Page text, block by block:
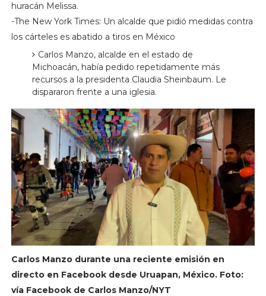
huracán Melissa.
-The New York Times: Un alcalde que pidió medidas contra
los cárteles es abatido a tiros en México
Carlos Manzo, alcalde en el estado de
Michoacán, había pedido repetidamente más
recursos a la presidenta Claudia Sheinbaum. Le
dispararon frente a una iglesia.
Carlos Manzo durante una reciente emisión en
directo en Facebook desde Uruapan, México. Foto:
vía Facebook de Carlos Manzo/NYT